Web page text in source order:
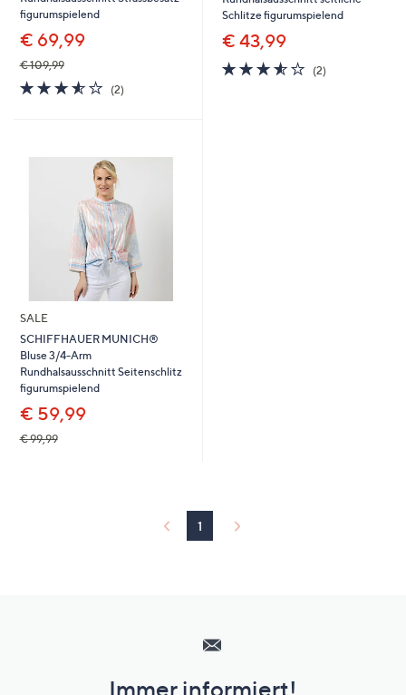
figurumspielend
€ 69,99
€ 109,99
3.5
von
(2)2
Schlitze figurumspielend
€ 43,99
3.5
von
(2)2
SALE
SCHIFFHAUER MUNICH®
Bluse 3/4-Arm
Rundhalsausschnitt Seitenschlitz
figurumspielend
€ 59,99
€ 99,99
1